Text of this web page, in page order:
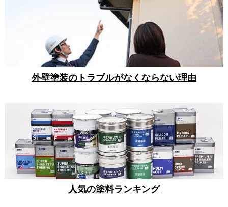
外壁塗装のトラブルがなくならない理由
人気の塗料ランキング